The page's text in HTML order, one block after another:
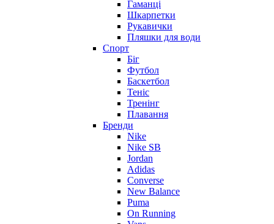
Гаманці
Шкарпетки
Рукавички
Пляшки для води
Спорт
Біг
Футбол
Баскетбол
Теніс
Тренінг
Плавання
Бренди
Nike
Nike SB
Jordan
Adidas
Converse
New Balance
Puma
On Running